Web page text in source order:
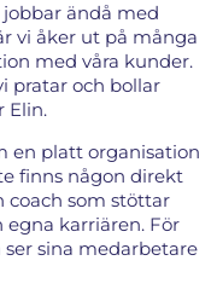
ändå med
vi åker ut på många
med våra kunder.
pratar och bollar
Elin.
en platt organisation
finns någon direkt
coach som stöttar
egna karriären. För
sina medarbetare